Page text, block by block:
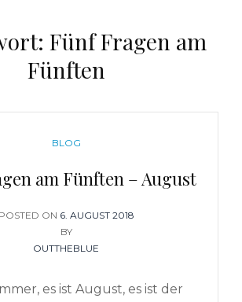
Fünf Fragen am
Fünften
CATEGORIES
BLOG
am Fünften – August
POSTED ON POSTED
ON
6. AUGUST 2018
BY
OUTTHEBLUE
es ist August, es ist der